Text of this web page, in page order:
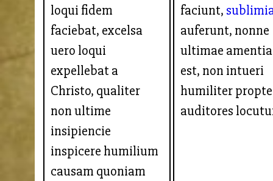
loqui fidem
faciebat, excelsa
uero loqui
expellebat a
Christo, qualiter
non ultime
insipiencie
inspicere humilium
causam quoniam
faciunt,
auferunt, nonne
ultimae
est, non intueri
humiliter
auditores